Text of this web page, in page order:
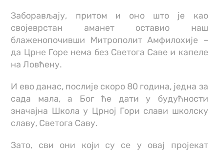
Заборављају, притом и оно што је као
својеврстан аманет оставио наш
блаженопочивши Митрополит Амфилохије –
да Црне Горе нема без Светога Саве и капеле
на Ловћену.
И ево данас, послије скоро 80 година, једна за
сада мала, а Бог ће дати у будућности
значајна Школа у Црној Гори слави школску
славу, Светога Саву.
Зато, сви они који су се у овај пројекат